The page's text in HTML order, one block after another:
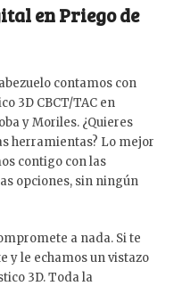
en Priego de
contamos con
3D CBCT/TAC en
y Moriles. ¿Quieres
herramientas? Lo mejor
contigo con las
opciones, sin ningún
a nada. Si te
y le echamos un vistazo
3D. Toda la